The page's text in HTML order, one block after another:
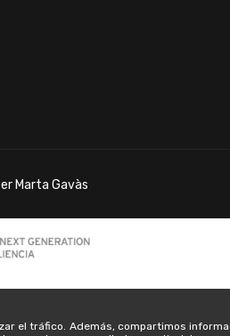
Marta Gavàs
el tráfico. Además, compartimos